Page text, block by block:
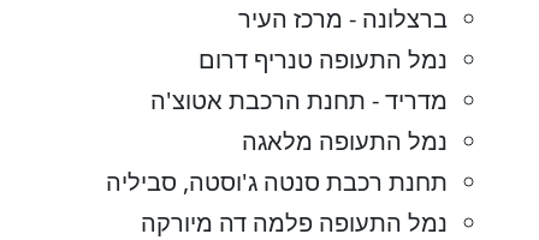
ברצלונה - מרכז העיר
נמל התעופה טנריף דרום
מדריד - תחנת הרכבת אטוצ'ה
נמל התעופה מלאגה
תחנת רכבת סנטה ג'וסטה, סביליה
נמל התעופה פלמה דה מיורקה